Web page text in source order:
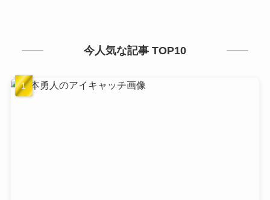
今人気な記事 TOP10